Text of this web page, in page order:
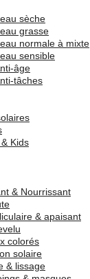
sèche
grasse
normale à mixte
sensible
âge
tâches
Kids
& Nourrissant
& apaisant
colorés
solaire
& lissage